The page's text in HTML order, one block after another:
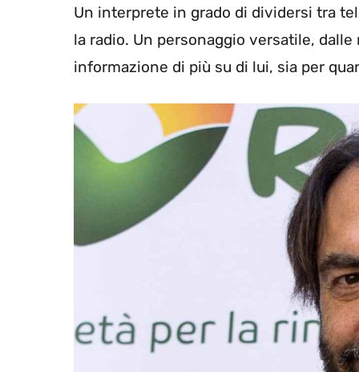
Un interprete in grado di dividersi tra
la radio. Un personaggio versatile,
informazione di più su di lui, sia per